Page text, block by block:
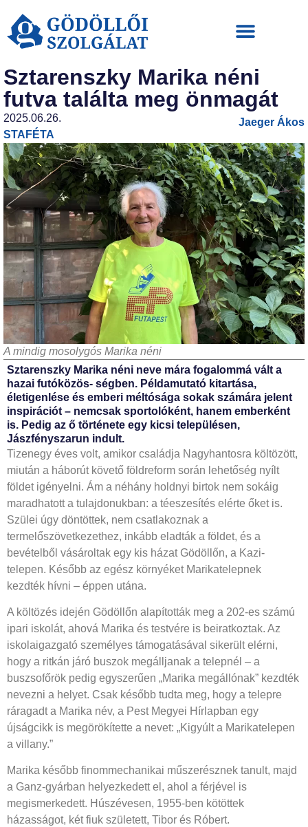
Sztarenszky Marika néni
futva találta meg önmagát
2025.06.26.
STAFÉTA
Jaeger Ákos
A mindig mosolygós Marika néni
Sztarenszky Marika néni neve mára fogalommá vált a
hazai futóközös­- ségben. Példamutató kitartása,
életigenlése és emberi méltósága sokak számára jelent
inspirációt – nemcsak sportolóként, hanem ember­ként
is. Pedig az ő története egy kicsi településen,
Jászfényszarun indult.
Tizenegy éves volt, amikor családja Nagyhantosra költözött,
miután a háborút követő földreform során lehetőség nyílt
földet igényelni. Ám a néhány holdnyi birtok nem sokáig
maradhatott a tulajdonukban: a téeszesítés elérte őket is.
Szülei úgy döntöttek, nem csatlakoznak a
termelőszövetkezethez, inkább eladták a földet, és a
bevételből vásároltak egy kis házat Gödöllőn, a Kazi-
telepen. Később az egész környéket Marikatelepnek
kezdték hívni – éppen utána.
A költözés idején Gödöllőn alapították meg a 202-es számú
ipari iskolát, ahová Marika és testvére is beiratkoztak. Az
iskolaigazgató személyes támogatásával sikerült elérni,
hogy a ritkán járó buszok megálljanak a telepnél – a
buszsofőrök pedig egyszerűen „Marika megállónak” kezdték
nevezni a helyet. Csak később tudta meg, hogy a telepre
ráragadt a Marika név, a Pest Megyei Hírlapban egy
újságcikk is megörökítette a nevet: „Kigyúlt a Marikatelepen
a villany.”
Marika később finommechanikai műszerésznek tanult, majd
a Ganz-gyárban helyezkedett el, ahol a férjével is
megismerkedett. Húszévesen, 1955-ben kötöttek
házasságot, két fiuk született, Tibor és Róbert.